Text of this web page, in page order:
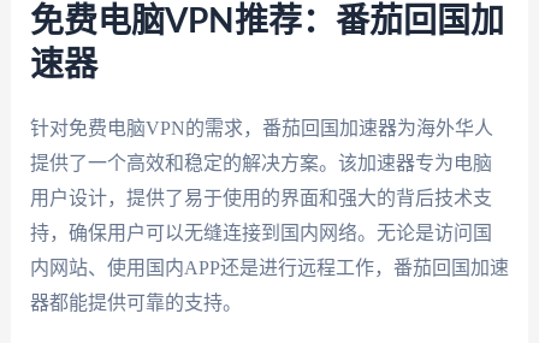
免费电脑VPN推荐：番茄回国加
速器
针对免费电脑VPN的需求，番茄回国加速器为海外华人
提供了一个高效和稳定的解决方案。该加速器专为电脑
用户设计，提供了易于使用的界面和强大的背后技术支
持，确保用户可以无缝连接到国内网络。无论是访问国
内网站、使用国内APP还是进行远程工作，番茄回国加速
器都能提供可靠的支持。